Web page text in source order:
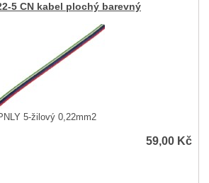
5 CN kabel plochý barevný
5-žilový 0,22mm2
59,00 Kč